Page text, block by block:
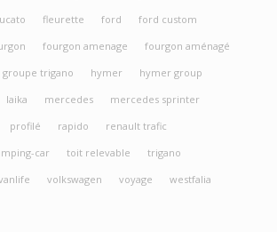
fleurette ford
ford custom
fourgon amenage
fourgon aménagé
groupe trigano hymer
hymer group
laika mercedes
mercedes sprinter
profilé rapido
renault trafic
car
toit relevable
trigano
volkswagen voyage westfalia